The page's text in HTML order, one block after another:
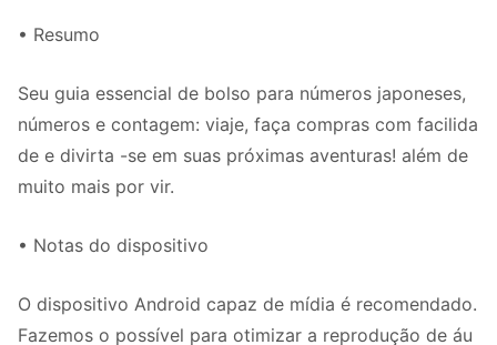
• Resumo
Seu guia essencial de bolso para números japoneses,
números e contagem: viaje, faça compras com facilida
de e divirta -se em suas próximas aventuras! além de
muito mais por vir.
• Notas do dispositivo
O dispositivo Android capaz de mídia é recomendado.
Fazemos o possível para otimizar a reprodução de áu